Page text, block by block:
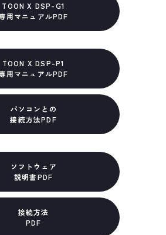
TOON X DSP-G1
用マニュアルPDF
TOON X DSP-P1
用マニュアルPDF
パソコンとの
接続方法PDF
ソフトウェア
説明書PDF
接続方法
PDF